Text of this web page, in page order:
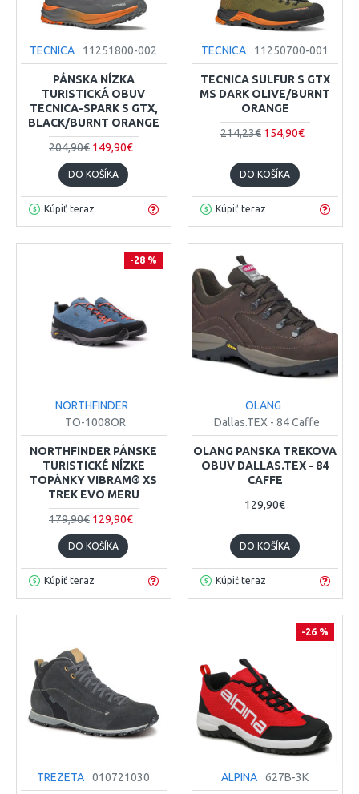
TECNICA 11251800-002
PÁNSKA NÍZKA
TURISTICKÁ OBUV
TECNICA-SPARK S GTX,
BLACK/BURNT ORANGE
204,90€ 149,90€
DO KOŠÍKA
Kúpiť teraz
TECNICA 11250700-001
TECNICA SULFUR S GTX
MS DARK OLIVE/BURNT
ORANGE
214,23€ 154,90€
DO KOŠÍKA
Kúpiť teraz
-28 %
NORTHFINDER
TO-1008OR
NORTHFINDER PÁNSKE
TURISTICKÉ NÍZKE
TOPÁNKY VIBRAM® XS
TREK EVO MERU
179,90€ 129,90€
DO KOŠÍKA
Kúpiť teraz
OLANG
Dallas.TEX - 84 Caffe
OLANG PANSKA TREKOVA
OBUV DALLAS.TEX - 84
CAFFE
129,90€
DO KOŠÍKA
Kúpiť teraz
TREZETA 010721030
-26 %
ALPINA 627B-3K